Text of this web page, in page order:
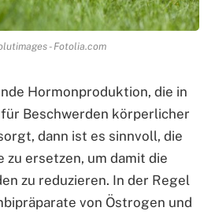
- Fotolia.com
Hormonproduktion, die in
Beschwerden körperlicher
dann ist es sinnvoll, die
zu ersetzen, um damit die
zu reduzieren. In der Regel
von Östrogen und